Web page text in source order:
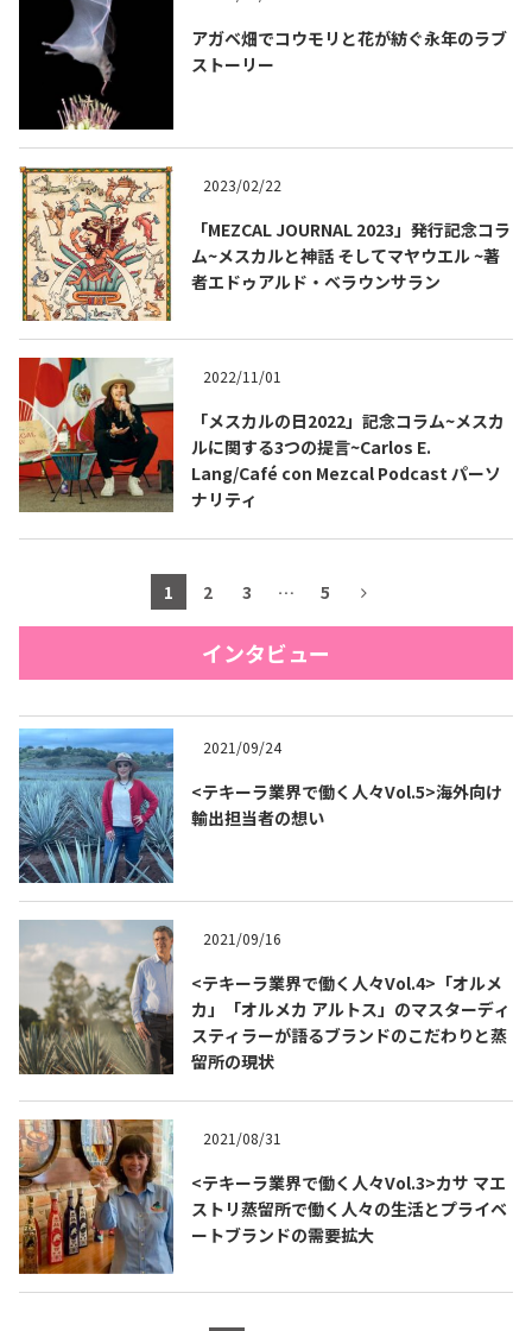
アガベ畑でコウモリと花が紡ぐ永年のラブ
ストーリー
2023/02/22
「MEZCAL JOURNAL 2023」発行記念コラ
ム~メスカルと神話 そしてマヤウエル ~著
者エドゥアルド・ベラウンサラン
2022/11/01
「メスカルの日2022」記念コラム~メスカ
ルに関する3つの提言~Carlos E.
Lang/Café con Mezcal Podcast パーソ
ナリティ
1 2 3 … 5
インタビュー
2021/09/24
<テキーラ業界で働く人々Vol.5>海外向け
輸出担当者の想い
2021/09/16
<テキーラ業界で働く人々Vol.4>「オルメ
カ」「オルメカ アルトス」のマスターディ
スティラーが語るブランドのこだわりと蒸
留所の現状
2021/08/31
<テキーラ業界で働く人々Vol.3>カサ マエ
ストリ蒸留所で働く人々の生活とプライベ
ートブランドの需要拡大